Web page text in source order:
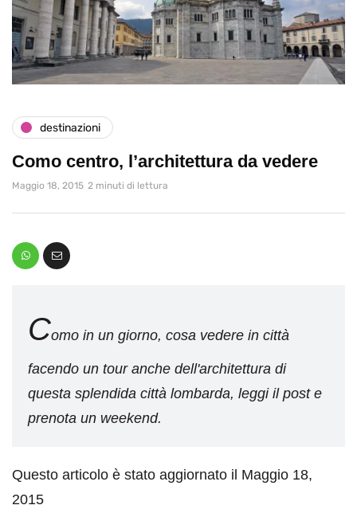
destinazioni
Como centro, l’architettura da vedere
Maggio 18, 2015 2 minuti di lettura
Como in un giorno, cosa vedere in città
facendo un tour anche dell'architettura di
questa splendida città lombarda, leggi il post e
prenota un weekend.
Questo articolo è stato aggiornato il Maggio 18,
2015